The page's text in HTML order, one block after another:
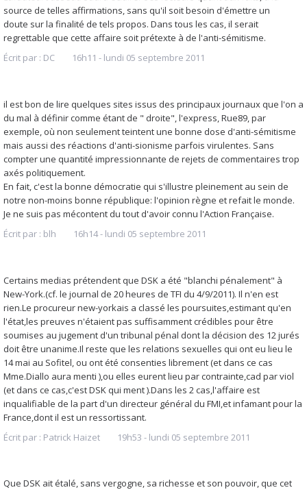
source de telles affirmations, sans qu'il soit besoin d'émettre un
doute sur la finalité de tels propos. Dans tous les cas, il serait
regrettable que cette affaire soit prétexte à de l'anti-sémitisme.
Écrit par : DC 16h11 - lundi 05 septembre 2011
il est bon de lire quelques sites issus des principaux journaux que l'on a
du mal à définir comme étant de " droite", l'express, Rue89, par
exemple, où non seulement teintent une bonne dose d'anti-sémitisme
mais aussi des réactions d'anti-sionisme parfois virulentes. Sans
compter une quantité impressionnante de rejets de commentaires trop
axés politiquement.
En fait, c'est la bonne démocratie qui s'illustre pleinement au sein de
notre non-moins bonne république: l'opinion règne et refait le monde.
Je ne suis pas mécontent du tout d'avoir connu l'Action Française.
Écrit par : blh 16h14- lundi 05 septembre 2011
Certains medias prétendent que DSK a été "blanchi pénalement" à
New-York.(cf. le journal de 20 heures de TFI du 4/9/2011). Il n'en est
rien.Le procureur new-yorkais a classé les poursuites,estimant qu'en
l'état,les preuves n'étaient pas suffisamment crédibles pour être
soumises au jugement d'un tribunal pénal dont la décision des 12 jurés
doit être unanime.Il reste que les relations sexuelles qui ont eu lieu le
14 mai au Sofitel, ou ont été consenties librement (et dans ce cas
Mme.Diallo aura menti ),ou elles eurent lieu par contrainte,cad par viol
(et dans ce cas,c'est DSK qui ment ).Dans les 2 cas,l'affaire est
inqualifiable de la part d'un directeur général du FMI,et infamant pour la
France,dont il est un ressortissant.
Écrit par : Patrick Haizet 19h53 - lundi 05 septembre 2011
Que DSK ait étalé, sans vergogne, sa richesse et son pouvoir, que cet